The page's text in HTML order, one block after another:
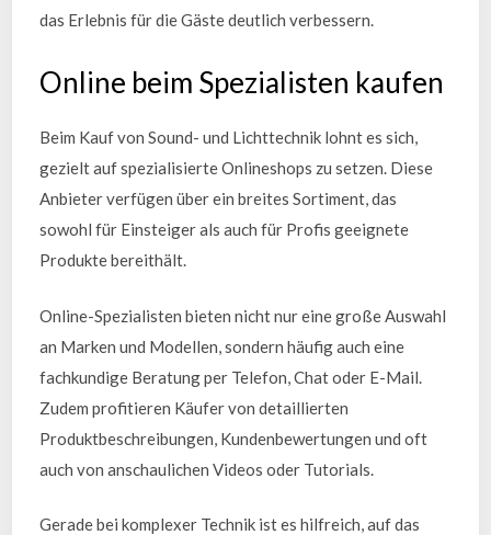
das Erlebnis für die Gäste deutlich verbessern.
Online beim Spezialisten kaufen
Beim Kauf von Sound- und Lichttechnik lohnt es sich,
gezielt auf spezialisierte Onlineshops zu setzen. Diese
Anbieter verfügen über ein breites Sortiment, das
sowohl für Einsteiger als auch für Profis geeignete
Produkte bereithält.
Online-Spezialisten bieten nicht nur eine große Auswahl
an Marken und Modellen, sondern häufig auch eine
fachkundige Beratung per Telefon, Chat oder E-Mail.
Zudem profitieren Käufer von detaillierten
Produktbeschreibungen, Kundenbewertungen und oft
auch von anschaulichen Videos oder Tutorials.
Gerade bei komplexer Technik ist es hilfreich, auf das